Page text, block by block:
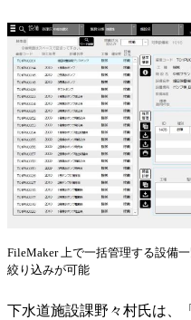
FileMaker 上で一括管理する設備
絞り込みが可能
下水道施設課野々村氏は、